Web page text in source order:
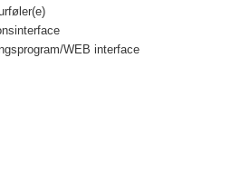
WEB interface